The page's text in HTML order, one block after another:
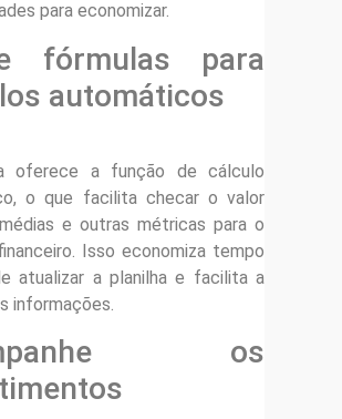
para economizar.
fórmulas para
automáticos
oferece a função de cálculo
o que facilita checar o valor
e outras métricas para o
Isso economiza tempo
atualizar a planilha e facilita a
informações.
os